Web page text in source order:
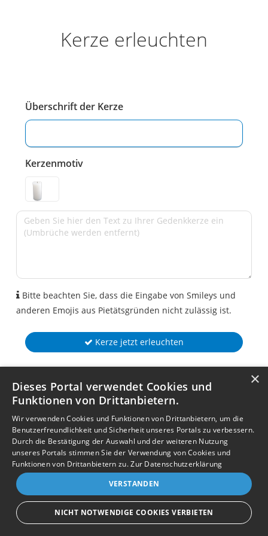
Kerze erleuchten
Überschrift der Kerze
Kerzenmotiv
Bitte beachten Sie, dass die Eingabe von Smileys und
anderen Emojis aus Pietätsgründen nicht zulässig ist.
Kerze jetzt erleuchten
×
Dieses Portal verwendet Cookies und
Funktionen von Drittanbietern.
Wir verwenden Cookies und Funktionen von Drittanbietern, um die
Benutzerfreundlichkeit und Sicherheit unseres Portals zu verbessern.
Durch die Bestätigung der Auswahl und der weiteren Nutzung
unseres Portals stimmen Sie der Verwendung von Cookies und
Funktionen von Drittanbietern zu.Zur Datenschutzerklärung
VERSTANDEN
NICHT NOTWENDIGE COOKIES VERBIETEN